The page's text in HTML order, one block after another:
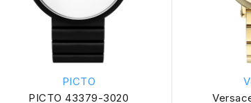
PICTO
PICTO 43379-3020